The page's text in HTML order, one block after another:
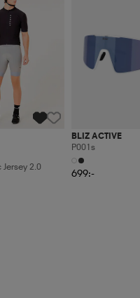
2.0
BLIZ ACTIVE
P001s
699:-